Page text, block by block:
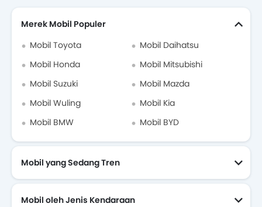
Brosur Toyota Hilux
Modifikasi Toyota Hilux
Dealer Toyota di jakarta-selatan
Merek Mobil Populer
Mobil Toyota
Mobil Daihatsu
Mobil Honda
Mobil Mitsubishi
Mobil Suzuki
Mobil Mazda
Mobil Wuling
Mobil Kia
Mobil BMW
Mobil BYD
Mobil yang Sedang Tren
Mobil oleh Jenis Kendaraan